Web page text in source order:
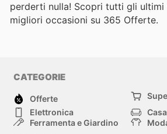
perderti nulla! Scopri tutti gli ultimi
migliori occasioni su 365 Offerte.
CATEGORIE
Offerte
Elettronica
Ferramenta e Giardino